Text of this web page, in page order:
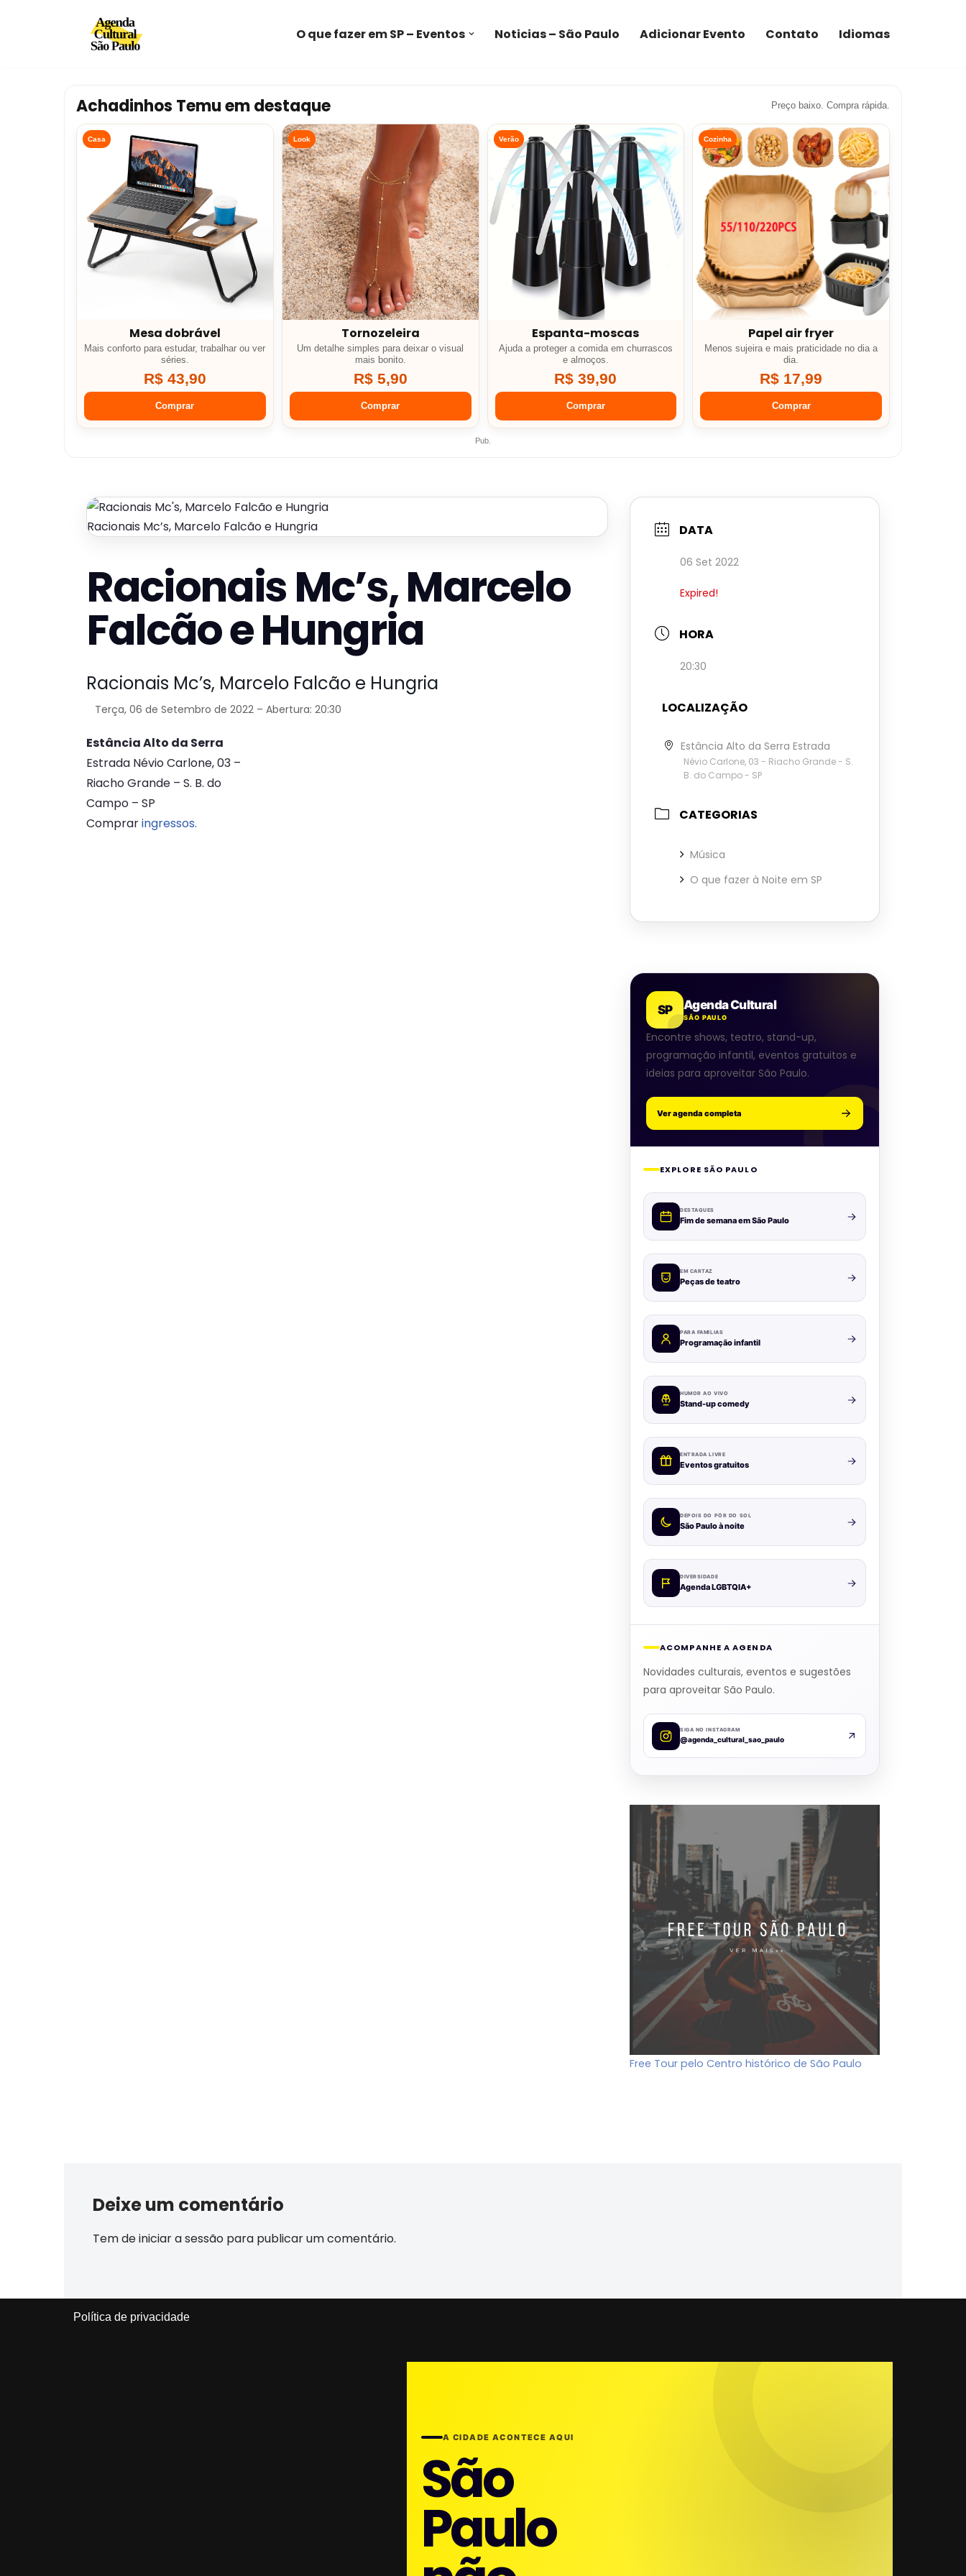
O que fazer em SP – Eventos Noticias – São Paulo Adicionar Evento Contato Idiomas
Achadinhos Temu em destaque Preço baixo. Compra rápida.
Casa
Mesa dobrável
Mais conforto para estudar, trabalhar ou ver
séries.
R$ 43,90
Comprar
Look
Tornozeleira
Um detalhe simples para deixar o visual
mais bonito.
R$ 5,90
Comprar
Verão
Espanta-moscas
Ajuda a proteger a comida em churrascos
e almoços.
R$ 39,90
Comprar
Cozinha
Papel air fryer
Menos sujeira e mais praticidade no dia a
dia.
R$ 17,99
Comprar
Pub.
Racionais Mc’s, Marcelo Falcão e Hungria
Racionais Mc’s, Marcelo
Falcão e Hungria
Racionais Mc’s, Marcelo Falcão e Hungria
Terça, 06 de Setembro de 2022 – Abertura: 20:30
Estância Alto da Serra
Estrada Névio Carlone, 03 –
Riacho Grande – S. B. do
Campo – SP
Compraringressos.
DATA
06 Set 2022
Expired!
HORA
20:30
LOCALIZAÇÃO
Estância Alto da Serra Estrada
Névio Carlone, 03 - Riacho Grande - S.
B. do Campo - SP
CATEGORIAS
Música
O que fazer à Noite em SP
SP Agenda Cultural
SÃO PAULO
Encontre shows, teatro, stand-up,
programação infantil, eventos gratuitos e
ideias para aproveitar São Paulo.
Ver agenda completa
EXPLORE SÃO PAULO
DESTAQUES
Fim de semana em São Paulo
EM CARTAZ
Peças de teatro
PARA FAMÍLIAS
Programação infantil
HUMOR AO VIVO
Stand-up comedy
ENTRADA LIVRE
Eventos gratuitos
DEPOIS DO PÔR DO SOL
São Paulo à noite
DIVERSIDADE
Agenda LGBTQIA+
ACOMPANHE A AGENDA
Novidades culturais, eventos e sugestões
para aproveitar São Paulo.
SIGA NO INSTAGRAM
@agenda_cultural_sao_paulo
Free Tour pelo Centro histórico de São Paulo
Deixe um comentário
Tem deiniciar a sessão para publicar um comentário.
Política de privacidade
A CIDADE ACONTECE AQUI
São
Paulo